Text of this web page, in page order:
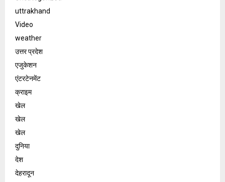
uttrakhand
Video
weather
उत्तर प्रदेश
एजुकेशन
एंटरटेनमेंट
क्राइम
खेल
खेल
खेल
दुनिया
देश
देहरादून